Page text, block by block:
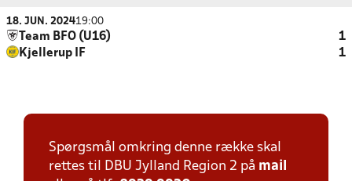
18. JUN. 202419:00
Team BFO (U16)
1
Kjellerup IF
1
Spørgsmål omkring denne række skal
rettes til DBU Jylland Region 2 på mail